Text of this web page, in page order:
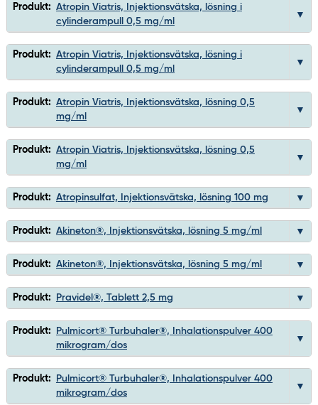
Produkt: Atropin Viatris, Injektionsvätska, lösning i
cylinderampull 0,5 mg/ml
Produkt: Atropin Viatris, Injektionsvätska, lösning i
cylinderampull 0,5 mg/ml
Produkt: Atropin Viatris, Injektionsvätska, lösning 0,5
mg/ml
Produkt: Atropin Viatris, Injektionsvätska, lösning 0,5
mg/ml
Produkt: Atropinsulfat, Injektionsvätska, lösning 100 mg
Produkt: Akineton®, Injektionsvätska, lösning 5 mg/ml
Produkt: Akineton®, Injektionsvätska, lösning 5 mg/ml
Produkt: Pravidel®, Tablett 2,5 mg
Produkt:
Pulmicort® Turbuhaler®, Inhalationspulver 400
mikrogram/dos
Produkt:
Pulmicort® Turbuhaler®, Inhalationspulver 400
mikrogram/dos